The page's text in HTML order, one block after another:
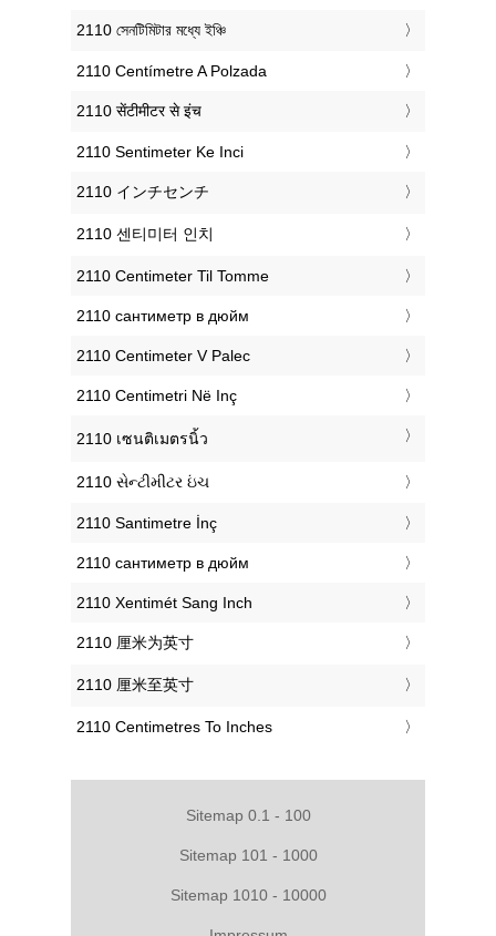
‎2110 সেনটিমিটার মধ্যে ইঞ্চি
‎2110 Centímetre A Polzada
‎2110 सेंटीमीटर से इंच
‎2110 Sentimeter Ke Inci
‎2110 インチセンチ
‎2110 센티미터 인치
‎2110 Centimeter Til Tomme
‎2110 сантиметр в дюйм
‎2110 Centimeter V Palec
‎2110 Centimetri Në Inç
‎2110 เซนติเมตรนิ้ว
‎2110 સેન્ટીમીટર ઇંચ
‎2110 Santimetre İnç
‎2110 сантиметр в дюйм
‎2110 Xentimét Sang Inch
‎2110 厘米为英寸
‎2110 厘米至英寸
‎2110 Centimetres To Inches
Sitemap 0.1 - 100
Sitemap 101 - 1000
Sitemap 1010 - 10000